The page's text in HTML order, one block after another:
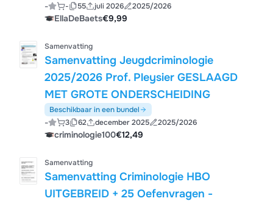
- - 55 juli 2026 2025/2026
EllaDeBaets€9,99
Samenvatting
Samenvatting Jeugdcriminologie
2025/2026 Prof. Pleysier GESLAAGD
MET GROTE ONDERSCHEIDING
Beschikbaar in een bundel
- 3 62 december 2025 2025/2026
criminologie100€12,49
Samenvatting
Samenvatting Criminologie HBO
UITGEBREID + 25 Oefenvragen -